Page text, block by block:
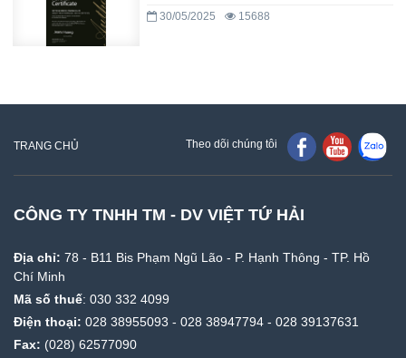
30/05/2025 15688
TRANG CHỦ Theo dõi chúng tôi
CÔNG TY TNHH TM - DV VIỆT TỨ HẢI
Địa chỉ: 78 - B11 Bis Phạm Ngũ Lão - P. Hạnh Thông - TP. Hồ
Chí Minh
Mã số thuế: 030 332 4099
Điện thoại: 028 38955093 - 028 38947794 - 028 39137631
Fax: (028) 62577090